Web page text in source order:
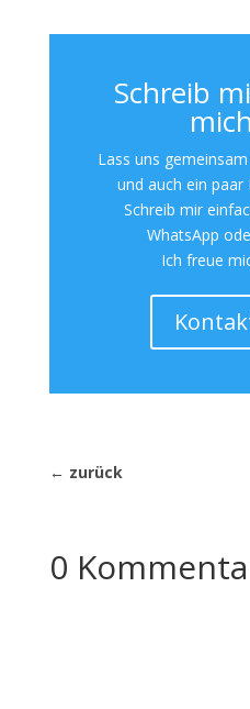
Schreib
Lass uns
und auch ein
Schreib mir
WhatsApp
Ich freue
← zurück
0